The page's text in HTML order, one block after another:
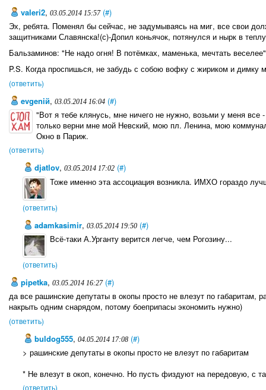
valeri2, 03.05.2014 15:57 (#)
Эх, ребята. Поменял бы сейчас, не задумываясь на миг, все свои
защитниками Славянска!(с)-Допил коньячок, потянулся и нырк в
Бальзаминов: "Не надо огня! В потёмках, маменька, мечтать
P.S. Когда проспишься, не забудь с собою вофку с жириком и димку
(ответить)
evgeniй, 03.05.2014 16:04 (#)
"Вот я тебе клянусь, мне ничего не нужно, возьми у меня
только верни мне мой Невский, мою пл. Ленина, мою
Окно в Париж.
(ответить)
djatlov, 03.05.2014 17:02 (#)
Тоже именно эта ассоциация возникла. ИМХО гораздо
(ответить)
adamkasimir, 03.05.2014 19:50 (#)
Всё-таки А.Урганту верится легче, чем Рогозину...
(ответить)
pipetka, 03.05.2014 16:27 (#)
да все рашинские депутаты в окопы просто не влезут по габаритам,
накрыть одним снарядом, потому боеприпасы экономить нужно)
(ответить)
buldog555, 04.05.2014 17:08 (#)
> рашинские депутаты в окопы просто не влезут по габаритам
* Не влезут в окоп, конечно. Но пусть физдуют на передовую, с
(ответить)